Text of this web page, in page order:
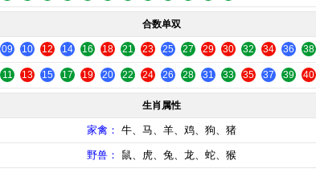
合数单双
09 10 12 14 16 18 21 23 25 27 29 30 32 34 36 38
11 13 15 17 19 20 22 24 26 28 31 33 35 37 39 40
生肖属性
家禽： 牛、马、羊、鸡、狗、猪
野兽： 鼠、虎、兔、龙、蛇、猴